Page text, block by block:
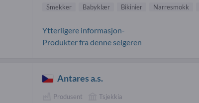
Smekker
Babyklær Bikinier Narresmokk
Ytterligere informasjon-
Produkter fra denne selgeren
Antares a.s.
Produsent
Tsjekkia